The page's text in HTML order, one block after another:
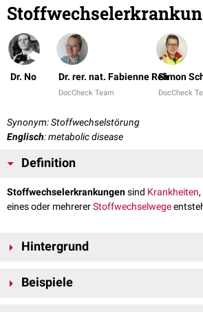
Dr. No Dr. rer. nat. Fabienne Reh
DocCheck Team
Simon
DocCheck
Synonym: Stoffwechselstörung
Englisch: metabolic disease
Definition
Stoffwechselerkrankungensind Krankheiten
eines oder mehrererStoffwechselwege
Hintergrund
Enzymdefektewirken als Ursache der
Beispiele